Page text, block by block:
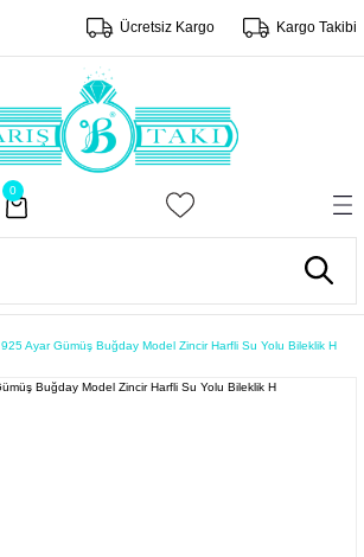
Ücretsiz Kargo Kargo Takibi
0
925 Ayar Gümüş Buğday Model Zincir Harfli Su Yolu Bileklik H